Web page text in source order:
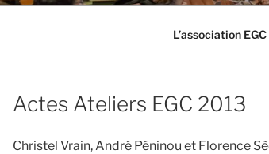
L’association EGC
Actes Ateliers EGC 2013
Christel Vrain, André Péninou et Florence